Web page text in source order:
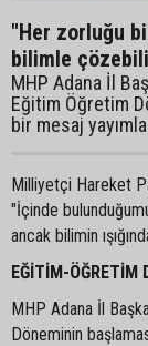
"Her zorluğu
bilimle
MHP Adana İl
Eğitim Öğretim
bir mesaj
Milliyetçi Hareket
"İçinde
ancak bilimin
EĞİTİM-ÖĞRETİM
MHP Adana İl
Döneminin